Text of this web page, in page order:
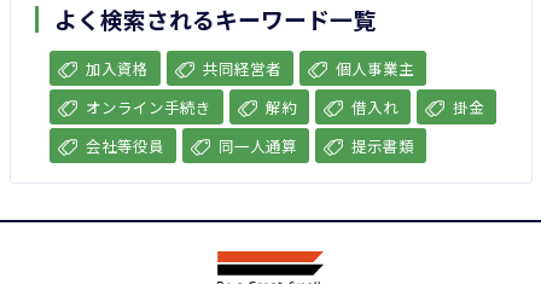
よく検索されるキーワード一覧
加入資格 共同経営者
個人事業主
オンライン手続き
解約 借入れ
掛金
会社等役員
同一人通算 提示書類